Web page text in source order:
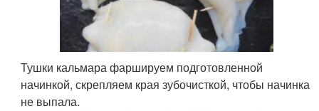
Тушки кальмара фаршируем подготовленной
начинкой, скрепляем края зубочисткой, чтобы начинка
не выпала.